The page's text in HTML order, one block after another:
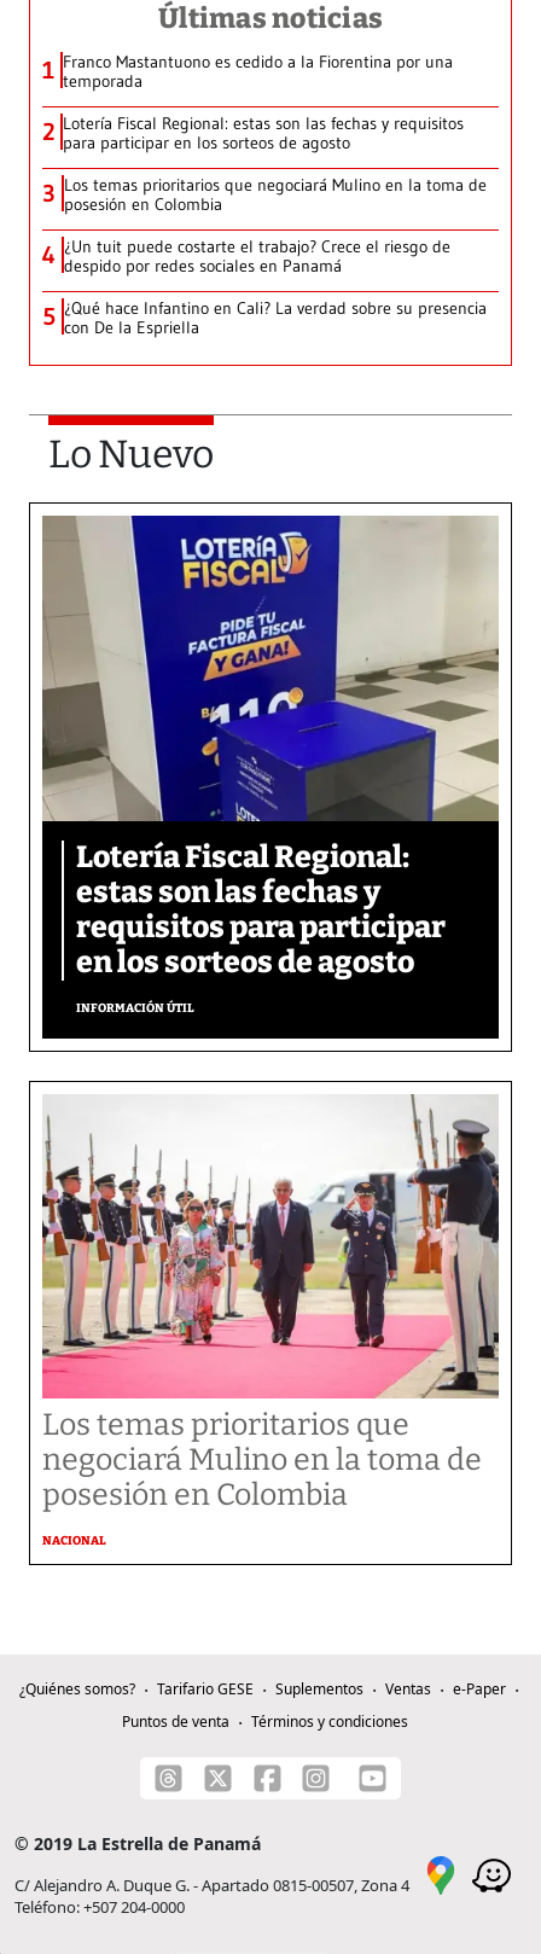
Últimas noticias
1 Franco Mastantuono es cedido a la Fiorentina por una
temporada
2 Lotería Fiscal Regional: estas son las fechas y requisitos
para participar en los sorteos de agosto
3 Los temas prioritarios que negociará Mulino en la toma de
posesión en Colombia
4 ¿Un tuit puede costarte el trabajo? Crece el riesgo de
despido por redes sociales en Panamá
5 ¿Qué hace Infantino en Cali? La verdad sobre su presencia
con De la Espriella
Lo Nuevo
Lotería Fiscal Regional:
estas son las fechas y
requisitos para participar
en los sorteos de agosto
INFORMACIÓN ÚTIL
Los temas prioritarios que
negociará Mulino en la toma de
posesión en Colombia
NACIONAL
¿Quiénes somos? Tarifario GESE Suplementos Ventas
e-Paper
Puntos de venta
Términos y condiciones
© 2019 La Estrella de Panamá
C/ Alejandro A. Duque G. - Apartado 0815-00507, Zona 4
Teléfono: +507 204-0000